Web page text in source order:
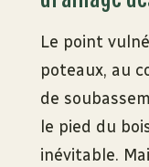
Le point
poteaux, au
de
le pied du
inévitable.